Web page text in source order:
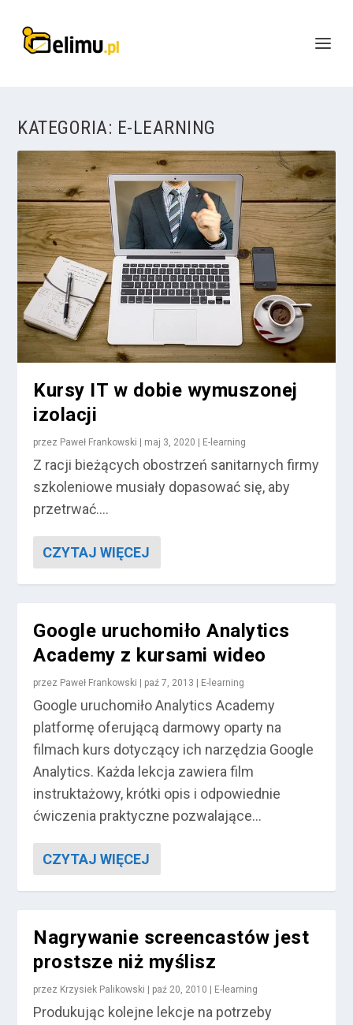
KATEGORIA: E-LEARNING
Kursy IT w dobie wymuszonej
izolacji
przez Paweł Frankowski maj 3, 2020 E-learning
Z racji bieżących obostrzeń sanitarnych firmy
szkoleniowe musiały dopasować się, aby
przetrwać....
CZYTAJ WIĘCEJ
Google uruchomiło Analytics
Academy z kursami wideo
przez Paweł Frankowski paź 7, 2013 E-learning
Google uruchomiło Analytics Academy
platformę oferującą darmowy oparty na
filmach kurs dotyczący ich narzędzia Google
Analytics. Każda lekcja zawiera film
instruktażowy, krótki opis i odpowiednie
ćwiczenia praktyczne pozwalające...
CZYTAJ WIĘCEJ
Nagrywanie screencastów jest
prostsze niż myślisz
przez Krzysiek Palikowski paź 20, 2010 E-learning
Produkując kolejne lekcje na potrzeby